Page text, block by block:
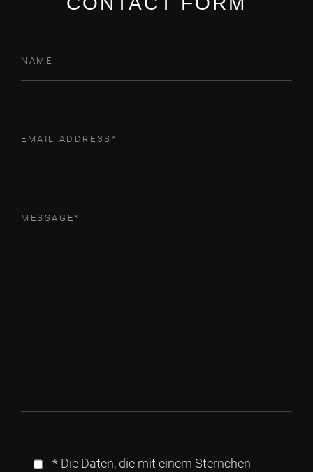
* Die Daten, die mit einem Sternchen